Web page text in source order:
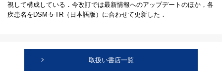
視して構成している．今改訂では最新情報へのアップデートのほか，各
疾患名をDSM-5-TR（日本語版）に合わせて更新した．
取扱い書店一覧